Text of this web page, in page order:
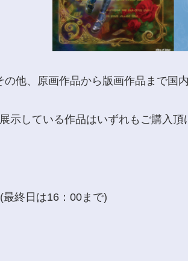
の他、原画作品から版画作品まで国
展示している作品はいずれもご購入
終日は16：00まで)